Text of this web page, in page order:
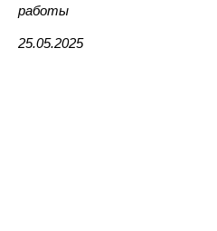
работы
25.05.2025